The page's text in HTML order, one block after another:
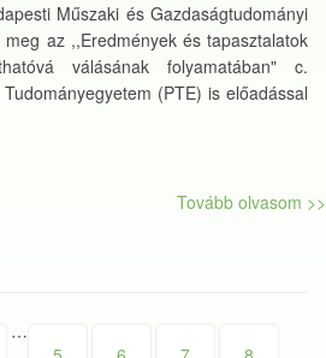
Műszaki és Gazdaságtudományi
az ,,Eredmények és tapasztalatok
válásának folyamatában" c.
(PTE) is előadással
Tovább olvasom >>
…